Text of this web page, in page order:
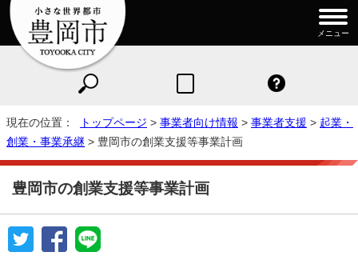
メニュー
現在の位置： トップページ > 事業者向け情報 > 事業者支援 > 起業・
創業・事業承継 > 豊岡市の創業支援等事業計画
豊岡市の創業支援等事業計画